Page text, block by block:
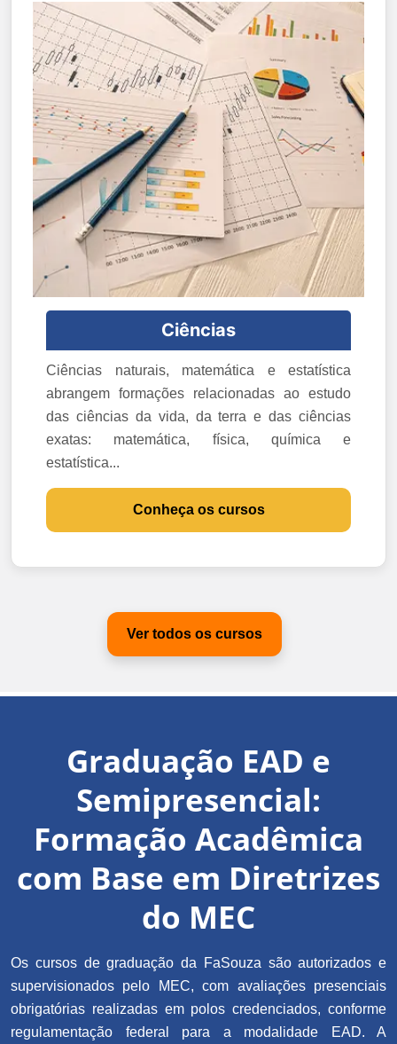
Ciências
Ciências naturais, matemática e estatística
abrangem formações relacionadas ao estudo
das ciências da vida, da terra e das ciências
exatas: matemática, física, química e
estatística...
Conheça os cursos
Ver todos os cursos
Graduação EAD e
Semipresencial:
Formação Acadêmica
com Base em Diretrizes
do MEC
Os cursos de graduação da FaSouza são autorizados e
supervisionados pelo MEC, com avaliações presenciais
obrigatórias realizadas em polos credenciados, conforme
regulamentação federal para a modalidade EAD. A